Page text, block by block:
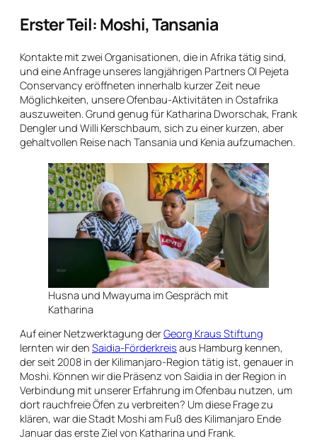
Erster Teil: Moshi, Tansania
Kontakte mit zwei Organisationen, die in Afrika tätig sind,
und eine Anfrage unseres langjährigen Partners Ol Pejeta
Conservancy eröffneten innerhalb kurzer Zeit neue
Möglichkeiten, unsere Ofenbau-Aktivitäten in Ostafrika
auszuweiten. Grund genug für Katharina Dworschak, Frank
Dengler und Willi Kerschbaum, sich zu einer kurzen, aber
gehaltvollen Reise nach Tansania und Kenia aufzumachen.
Husna und Mwayuma im Gespräch mit
Katharina
Auf einer Netzwerktagung derGeorg Kraus Stiftung
lernten wir den Saidia-Förderkreis aus Hamburg kennen,
der seit 2008 in der Kilimanjaro-Region tätig ist, genauer in
Moshi. Können wir die Präsenz von Saidia in der Region in
Verbindung mit unserer Erfahrung im Ofenbau nutzen, um
dort rauchfreie Öfen zu verbreiten? Um diese Frage zu
klären, war die Stadt Moshi am Fuß des Kilimanjaro Ende
Januar das erste Ziel von Katharina und Frank.